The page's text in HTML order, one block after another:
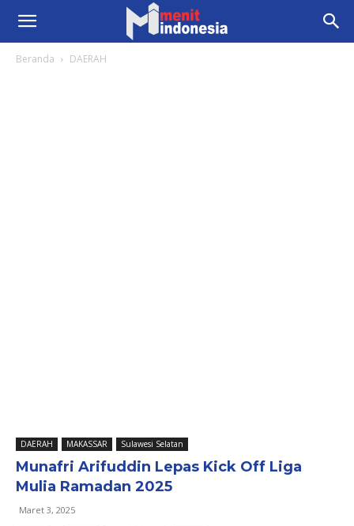
Beranda DAERAH
DAERAH MAKASSAR Sulawesi Selatan
Munafri Arifuddin Lepas Kick Off Liga
Mulia Ramadan 2025
Maret 3, 2025